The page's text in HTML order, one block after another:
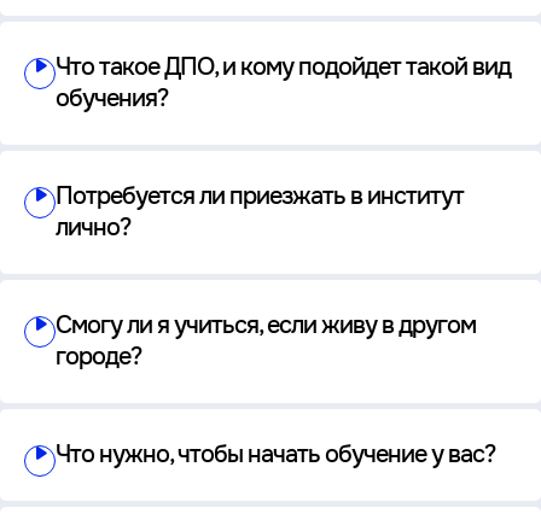
Что такое ДПО, и кому подойдет такой вид
обучения?
Потребуется ли приезжать в институт
лично?
Смогу ли я учиться, если живу в другом
городе?
Что нужно, чтобы начать обучение у вас?